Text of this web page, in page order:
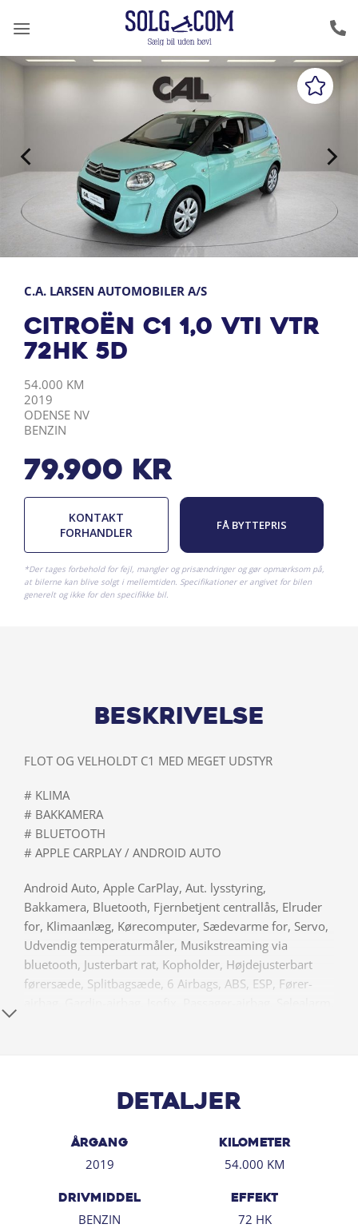
C.A. LARSEN AUTOMOBILER A/S
Citroën C1 1,0 VTi VTR
72HK 5d
KILOMETER
54.000 KM
ÅRGANG
2019
BY
ODENSE NV
DRIVMIDDEL
BENZIN
79.900 kr
KONTAKT
FORHANDLER
FÅ BYTTEPRIS
*Der tages forbehold for fejl, mangler og prisændringer og gør opmærksom på,
at bilerne kan blive solgt i mellemtiden. Specifikationer er angivet for bilen
generelt og ikke for den specifikke bil.
Beskrivelse
FLOT OG VELHOLDT C1 MED MEGET UDSTYR
# KLIMA
# BAKKAMERA
# BLUETOOTH
# APPLE CARPLAY / ANDROID AUTO
Android Auto, Apple CarPlay, Aut. lysstyring,
Bakkamera, Bluetooth, Fjernbetjent centrallås, Elruder
for, Klimaanlæg, Kørecomputer, Sædevarme for, Servo,
Udvendig temperaturmåler, Musikstreaming via
bluetooth, Justerbart rat, Kopholder, Højdejusterbart
førersæde, Splitbagsæde, 6 Airbags, ABS, ESP, Fører-
Udvendig temperaturmåler, Musikstreaming via
førersæde, Splitbagsæde, 6 Airbags, ABS, ESP, Fører-
Detaljer
ÅRGANG
2019
KILOMETER
54.000 KM
DRIVMIDDEL
BENZIN
EFFEKT
72 HK